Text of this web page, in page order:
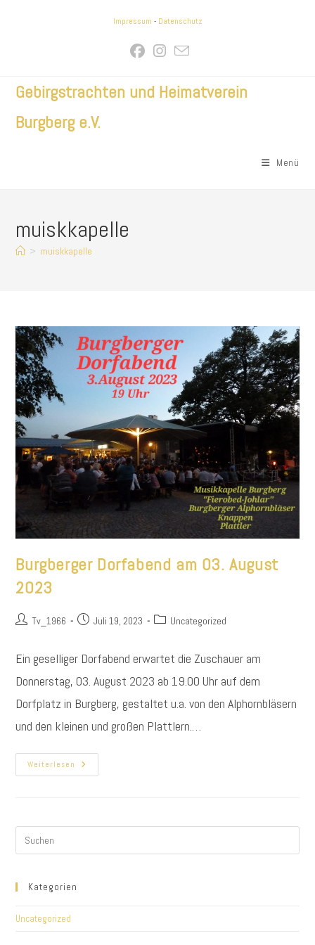
Impressum - Datenschutz
Gebirgstrachten und Heimatverein
Burgberg e.V.
Menü
muiskkapelle
> muiskkapelle
Burgberger Dorfabend am 03. August
2023
Beitrags-Tv_1966
BeitragJuli 19, 2023
Beitrags-Uncategorized
Ein geselliger Dorfabend erwartet die Zuschauer am
Donnerstag, 03. August 2023 ab 19.00 Uhr auf dem
Dorfplatz in Burgberg, gestaltet u.a. von den Alphornbläsern
und den kleinen und großen Plattlern.…
Weiterlesen Burgberger
Dorfabend
Kategorien
Uncategorized